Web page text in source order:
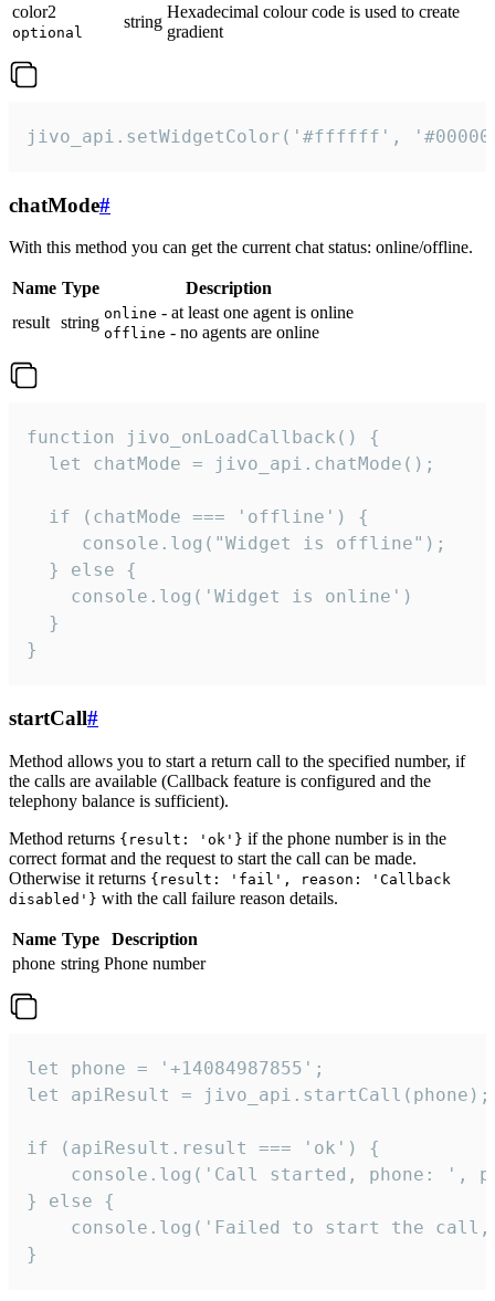
color2
optional
string
Hexadecimal colour code is used to create
gradient
jivo_api.setWidgetColor('#ffffff',
chatMode#
With this method you can get the current chat status: online/offline.
Name Type
Description
result string online - at least one agent is online
offline - no agents are online
function jivo_onLoadCallback() {
  let chatMode = jivo_api.chatMode();
  if (chatMode === 'offline') {
     console.log("Widget is offline");
  } else {
    console.log('Widget is online')
  }
}
startCall#
Method allows you to start a return call to the specified number, if
the calls are available (Callback feature is configured and the
telephony balance is sufficient).
Method returns {result: 'ok'} if the phone number is in the
correct format and the request to start the call can be made.
Otherwise it returns {result: 'fail', reason: 'Callback
disabled'} with the call failure reason details.
Name Type
Description
phone string Phone number
let phone = '+14084987855';
let apiResult = jivo_api.startCall(phone);
if (apiResult.result === 'ok') {
console.log('Call started, phone: ',
} else {
console.log('Failed to start the
}